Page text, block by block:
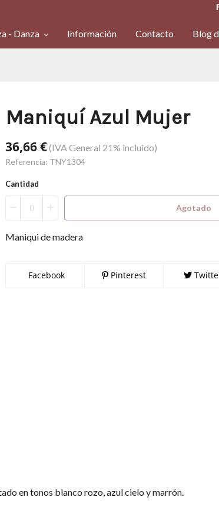
- Danza Información Contacto Blog
Maniquí Azul Mujer
36,66 €(IVA General 21% incluido)
Referencia: TNY1304
Cantidad
Agotado
Maniqui de madera
Facebook Pinterest
en tonos blanco rozo, azul cielo y marrón.